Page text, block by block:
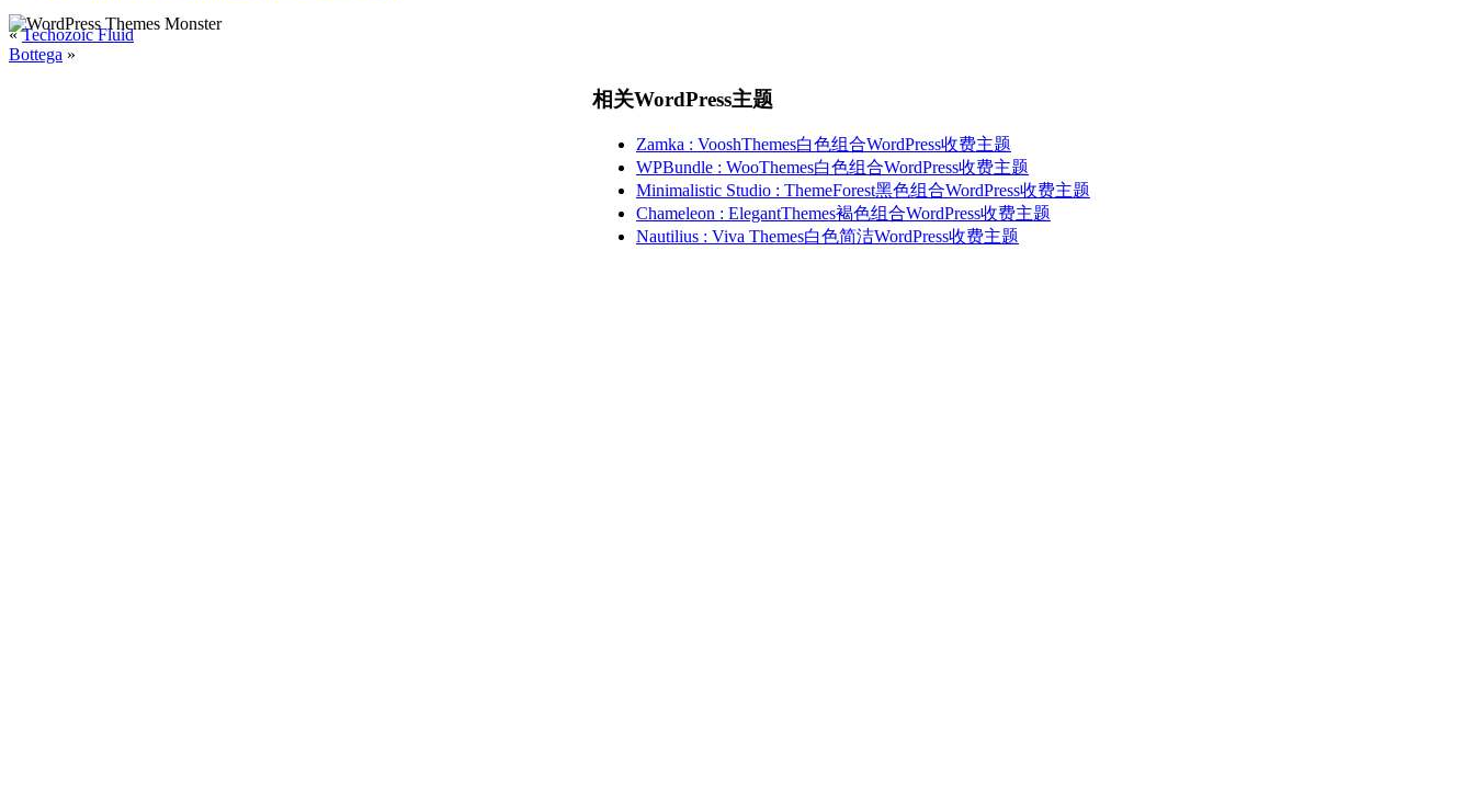
«Techozoic Fluid
Bottega »
相关WordPress主题
Zamka : VooshThemes白色组合WordPress收费主题
WPBundle : WooThemes白色组合WordPress收费主题
Minimalistic Studio : ThemeForest黑色组合WordPress收费主题
Chameleon : ElegantThemes褐色组合WordPress收费主题
Nautilius : Viva Themes白色简洁WordPress收费主题